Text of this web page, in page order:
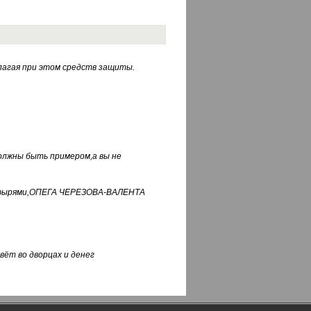
при этом средств защиты.
быть примером,а вы не
ЧЕРЕЗОВА-ВАЛЕНТА
во дворцах и денег